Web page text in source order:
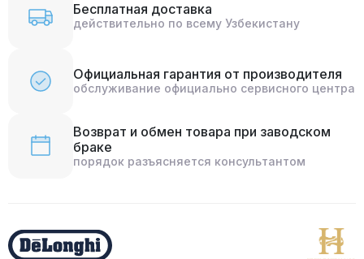
Бесплатная доставка
действительно по всему Узбекистану
Официальная гарантия от производителя
обслуживание официально сервисного центра
Возврат и обмен товара при заводском
браке
порядок разъясняется консультантом